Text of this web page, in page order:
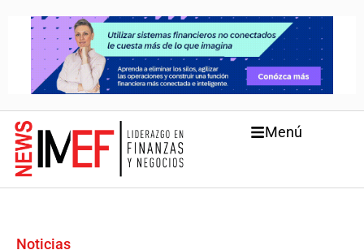
Menú
Noticias